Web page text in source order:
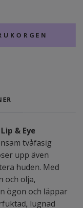
& Eye
tvåfasig
upp även
huden. Med
och olja,
ögon och läppar
lugnad